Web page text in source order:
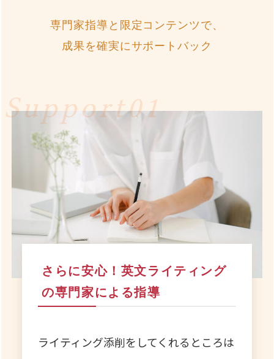
専門家指導と限定コンテンツで、
成果を確実にサポートバック
さらに安心！英文ライティング
の専門家による指導
ライティング添削をしてくれるところは